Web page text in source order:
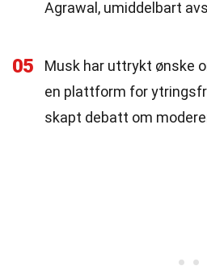
Agrawal, umiddelbart
05
Musk har uttrykt ønske
en plattform for
skapt debatt om